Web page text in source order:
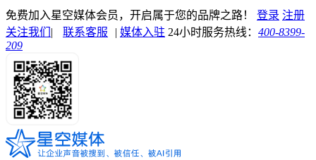
免费加入星空媒体会员，开启属于您的品牌之路！ 登录 注册
关注我们 | 联系客服 | 媒体入驻 24小时服务热线： 400-8399-
209